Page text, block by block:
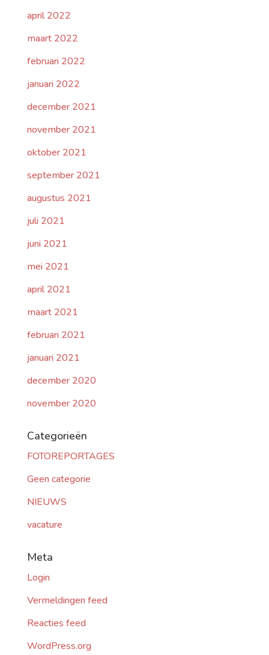
april 2022
maart 2022
februari 2022
januari 2022
december 2021
november 2021
oktober 2021
september 2021
augustus 2021
juli 2021
juni 2021
mei 2021
april 2021
maart 2021
februari 2021
januari 2021
december 2020
november 2020
Categorieën
FOTOREPORTAGES
Geen categorie
NIEUWS
vacature
Meta
Login
Vermeldingen feed
Reacties feed
WordPress.org